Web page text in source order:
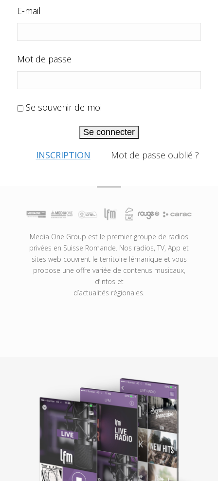
E-mail
Mot de passe
Se souvenir de moi
Se connecter
INSCRIPTION Mot de passe oublié ?
Media One Group est le premier groupe de radios
privées en Suisse Romande. Nos radios, TV, App et
sites web couvrent le territoire lémanique et vous
propose une offre variée de contenus musicaux,
d’infos et
d’actualités régionales.